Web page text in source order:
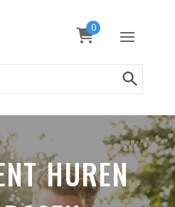
Zoekknop
0
HUREN